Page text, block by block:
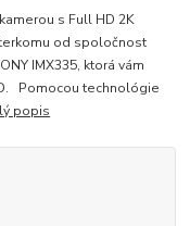
s Full HD 2K
od spoločnost
IMX335, ktorá vám
Pomocou technológie
popis